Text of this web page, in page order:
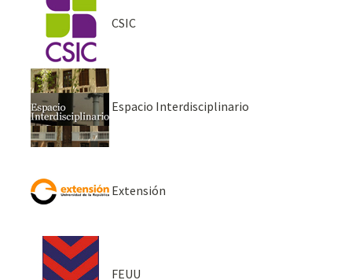
CSIC
Espacio Interdisciplinario
Extensión
FEUU